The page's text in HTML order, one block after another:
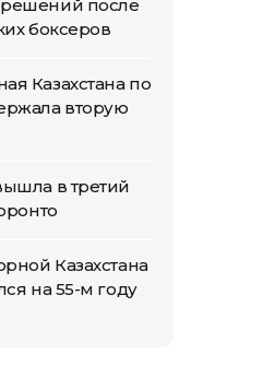
после
боксеров
Казахстана по
вторую
в третий
Казахстана
на 55-м году